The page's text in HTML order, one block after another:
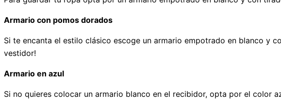
Armario con pomos dorados
Si te encanta el estilo clásico escoge un armario empotrado en blanco y
vestidor!
Armario en azul
Si no quieres colocar un armario blanco en el recibidor, opta por el color